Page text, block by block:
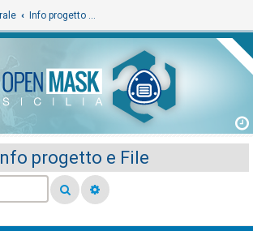
Info progetto e File
progetto e File